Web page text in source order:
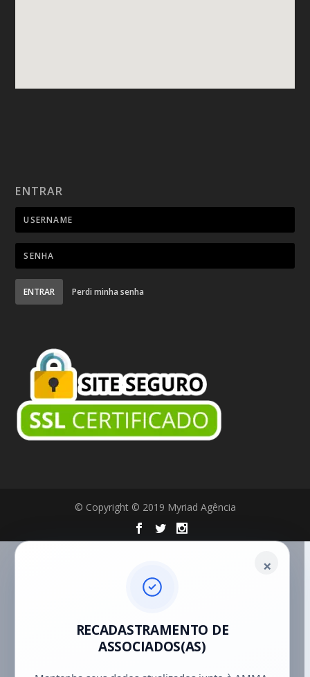
ENTRAR
ENTRAR Perdi minha senha
© Copyright © 2019 Myriad Agência
×
RECADASTRAMENTO DE
ASSOCIADOS(AS)